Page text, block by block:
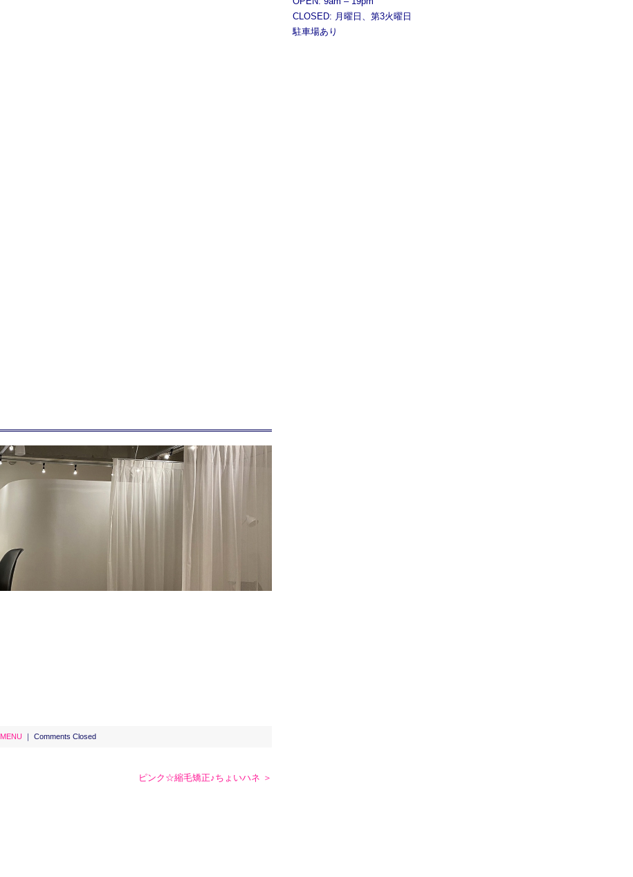
MENU ｜ Comments Closed
ピンク☆縮毛矯正♪ちょいハネ ＞
CLOSED: 月曜日、第3火曜日
駐車場あり